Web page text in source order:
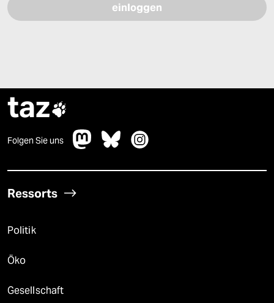
taz
Folgen Sie uns
Ressorts
Politik
Öko
Gesellschaft